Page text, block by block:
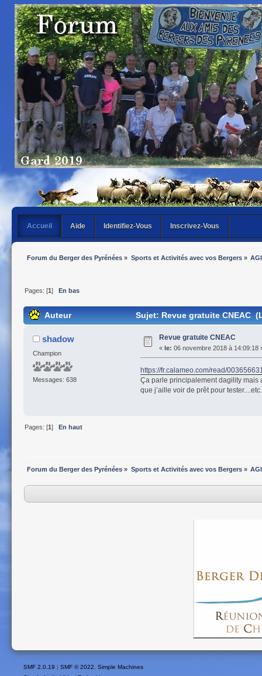
Accueil Aide Identifiez-Vous Inscrivez-Vous
Forum du Berger des Pyrénées » Sports et Activités avec vos Bergers»
Pages: [1] En bas
Auteur Sujet: Revue gratuite CNEAC
shadow
Champion
Messages: 638
Revue gratuite CNEAC
« le: 06 novembre 2018 à 14:09:18
https://fr.calameo.com/read/
Ça parle principalement dagility mais
que j’aille voir de prêt pour
Pages: [1]En haut
Forum du Berger des Pyrénées » Sports et Activités avec vos Bergers»
SMF 2.0.19 | SMF © 2022
Simple Machines